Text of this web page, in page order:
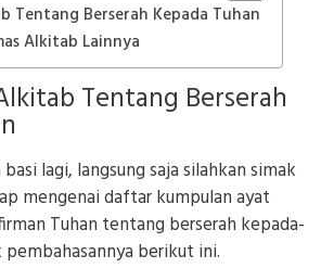
Tentang Berserah Kepada Tuhan
Alkitab Lainnya
Tentang Berserah
lagi, langsung saja silahkan simak
mengenai daftar kumpulan ayat
Tuhan tentang berserah kepada-
pembahasannya berikut ini.